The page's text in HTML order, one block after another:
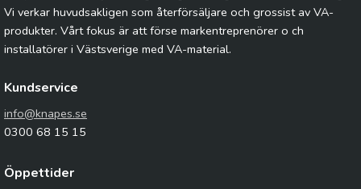
Vi verkar huvudsakligen som återförsäljare och grossist av VA-
produkter. Vårt fokus är att förse markentreprenörer o ch
installatörer i Västsverige med VA-material.
Kundservice
info@knapes.se
0300 68 15 15
Öppettider